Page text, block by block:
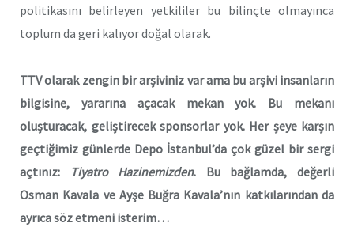
politikasını belirleyen yetkililer bu bilinçte olmayınca
toplum da geri kalıyor doğal olarak.
TTV olarak zengin bir arşiviniz var ama bu arşivi insanların
bilgisine, yararına açacak mekan yok. Bu mekanı
oluşturacak, geliştirecek sponsorlar yok. Her şeye karşın
geçtiğimiz günlerde Depo İstanbul’da çok güzel bir sergi
açtınız:
Tiyatro Hazinemizden. Bu bağlamda, değerli
Osman Kavala ve Ayşe Buğra Kavala’nın katkılarından da
ayrıca söz etmeni isterim…